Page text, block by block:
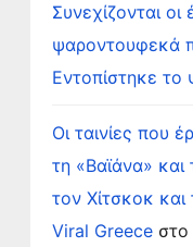
Συνεχίζονται
ψαροντουφεκά
Εντοπίστηκε
Οι ταινίες που
τη «Βαϊάνα»
τον Χίτσκοκ
Viral Greece στο